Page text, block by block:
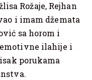
Rožaje, Rejhan
i imam džemata
sa horom i
ilahije i
porukama